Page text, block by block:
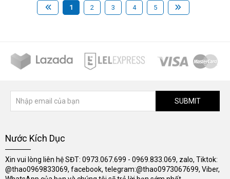
1 2 3 4 5
SUBMIT
Nước Kích Dục
Xin vui lòng liên hệ SĐT: 0973.067.699 - 0969.833.069, zalo, Tiktok:
@thao0969833069, facebook, telegram:@thao0973067699, Viber,